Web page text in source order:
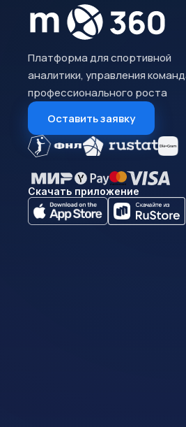
Платформа для спортивной
аналитики, управления
профессионального роста
Оставить заявку
Скачать приложение